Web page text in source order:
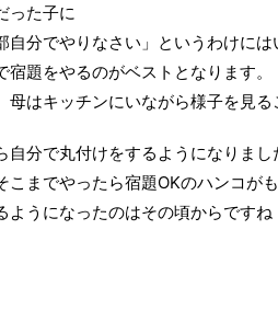
った子に
自分でやりなさい」というわけには
題をやるのがベストとなります。
はキッチンにいながら様子を見る
分で丸付けをするようになりまし
までやったら宿題OKのハンコがも
うになったのはその頃からですね